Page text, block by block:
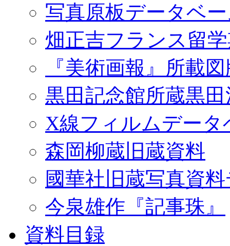
写真原板データベ
畑正吉フランス留
『美術画報』所載
黒田記念館所蔵黒
X線フィルムデータ
森岡柳蔵旧蔵資料
國華社旧蔵写真資
今泉雄作『記事珠』
資料目録